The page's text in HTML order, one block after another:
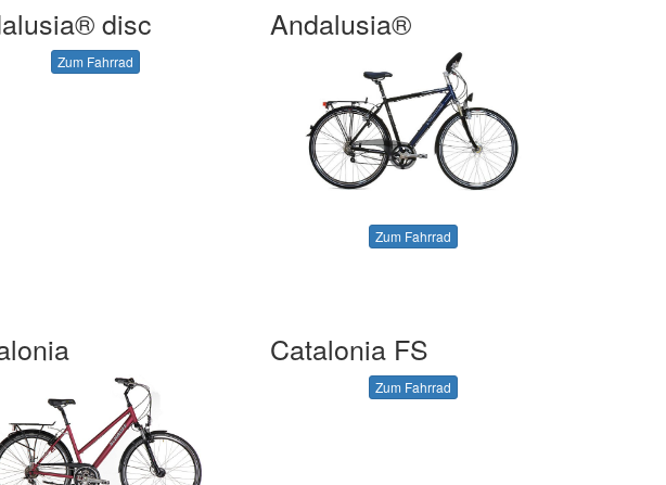
disc
Zum Fahrrad
Andalusia®
Zum Fahrrad
Catalonia FS
Zum Fahrrad